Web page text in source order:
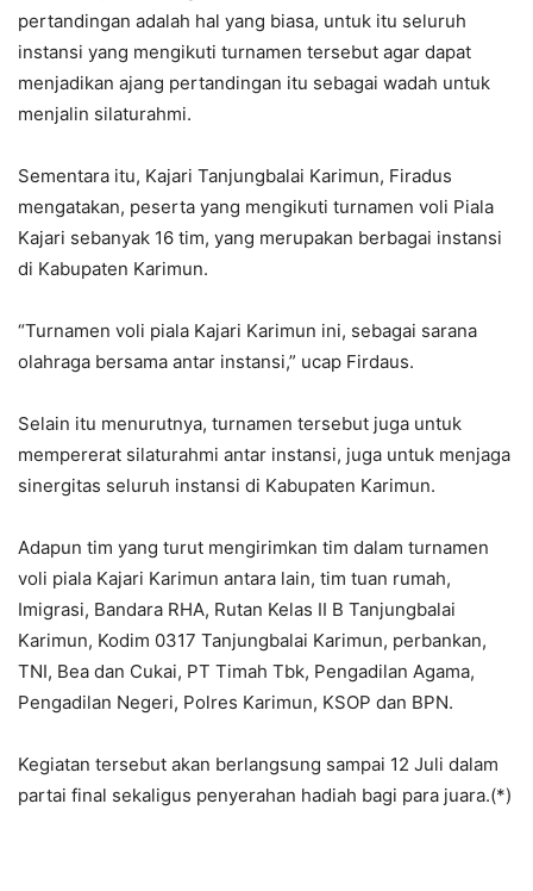
pertandingan adalah hal yang biasa, untuk itu seluruh
instansi yang mengikuti turnamen tersebut agar dapat
menjadikan ajang pertandingan itu sebagai wadah untuk
menjalin silaturahmi.
Sementara itu, Kajari Tanjungbalai Karimun, Firadus
mengatakan, peserta yang mengikuti turnamen voli Piala
Kajari sebanyak 16 tim, yang merupakan berbagai instansi
di Kabupaten Karimun.
“Turnamen voli piala Kajari Karimun ini, sebagai sarana
olahraga bersama antar instansi,” ucap Firdaus.
Selain itu menurutnya, turnamen tersebut juga untuk
mempererat silaturahmi antar instansi, juga untuk menjaga
sinergitas seluruh instansi di Kabupaten Karimun.
Adapun tim yang turut mengirimkan tim dalam turnamen
voli piala Kajari Karimun antara lain, tim tuan rumah,
Imigrasi, Bandara RHA, Rutan Kelas II B Tanjungbalai
Karimun, Kodim 0317 Tanjungbalai Karimun, perbankan,
TNI, Bea dan Cukai, PT Timah Tbk, Pengadilan Agama,
Pengadilan Negeri, Polres Karimun, KSOP dan BPN.
Kegiatan tersebut akan berlangsung sampai 12 Juli dalam
partai final sekaligus penyerahan hadiah bagi para juara.(*)